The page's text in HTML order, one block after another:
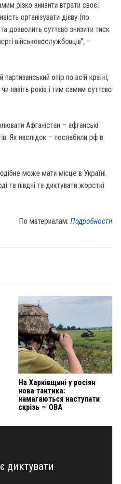
різко знизити втрати своєї
організувати дієву (по
дозволить суттєво знизити тиск
військовослужбовців", –
опір по всій країні,
навіть років і тим самим суттєво
Афганістан – афганські
Як наслідок – послабили рф в
може мати місце в Україні.
та півдні та диктувати жорсткі
По материалам:Подробности
На Харківщині у росіян
нова тактика:
намагаються наступати
скрізь — ОВА
диктувати